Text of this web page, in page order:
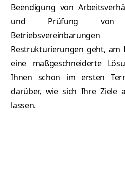
Beendigung von
und Prüfung von
Restrukturierungen geht,
eine maßgeschneiderte
Ihnen schon im ersten
darüber, wie sich Ihre Ziele
lassen.